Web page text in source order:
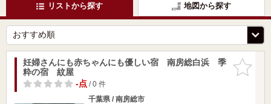
リストから探す 地図から探す
お気に入
りに追加
妊婦さんにも赤ちゃんにも優しい宿 南房総白浜 季
粋の宿 紋屋
-点/ 0 件
千葉県 / 南房総市